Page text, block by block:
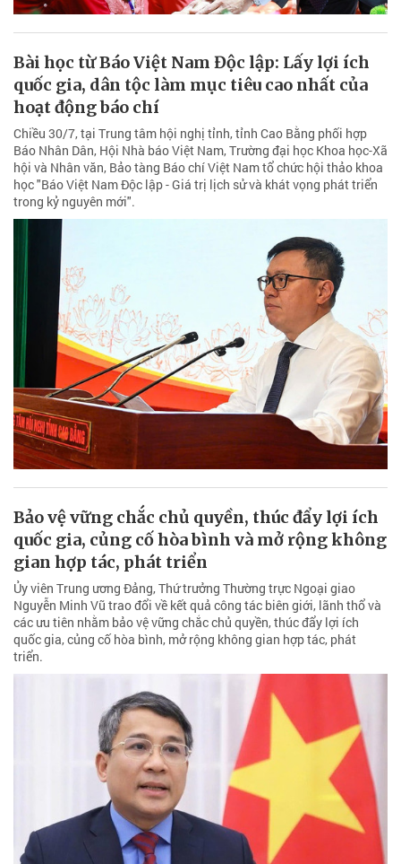
Bài học từ Báo Việt Nam Độc lập: Lấy lợi ích
quốc gia, dân tộc làm mục tiêu cao nhất của
hoạt động báo chí
Chiều 30/7, tại Trung tâm hội nghị tỉnh, tỉnh Cao Bằng phối hợp
Báo Nhân Dân, Hội Nhà báo Việt Nam, Trường đại học Khoa học-Xã
hội và Nhân văn, Bảo tàng Báo chí Việt Nam tổ chức hội thảo khoa
học "Báo Việt Nam Độc lập - Giá trị lịch sử và khát vọng phát triển
trong kỷ nguyên mới".
Bảo vệ vững chắc chủ quyền, thúc đẩy lợi ích
quốc gia, củng cố hòa bình và mở rộng không
gian hợp tác, phát triển
Ủy viên Trung ương Đảng, Thứ trưởng Thường trực Ngoại giao
Nguyễn Minh Vũ trao đổi về kết quả công tác biên giới, lãnh thổ và
các ưu tiên nhằm bảo vệ vững chắc chủ quyền, thúc đẩy lợi ích
quốc gia, củng cố hòa bình, mở rộng không gian hợp tác, phát
triển.